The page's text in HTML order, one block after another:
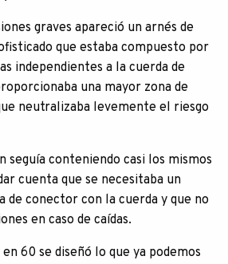
graves apareció un arnés de
que estaba compuesto por
independientes a la cuerda de
una mayor zona de
neutralizaba levemente el riesgo
seguía conteniendo casi los mismos
cuenta que se necesitaba un
de conector con la cuerda y que no
en caso de caídas.
60 se diseñó lo que ya podemos